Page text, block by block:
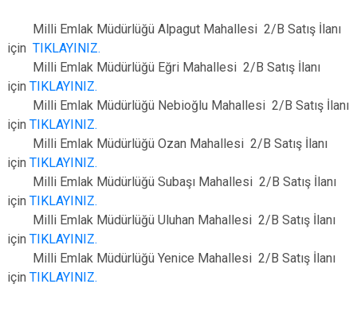
Çankaya
Çubuk
Elmadağ
Etimesgut
Gölbaşı
Nallıhan
Polatlı
Sincan
Yenimahalle
Milli Emlak Müdürlüğü Alpagut Mahallesi 2/B Satış İlanı
için TIKLAYINIZ.
Milli Emlak Müdürlüğü Eğri Mahallesi 2/B Satış İlanı
için TIKLAYINIZ.
Milli Emlak Müdürlüğü Nebioğlu Mahallesi 2/B Satış İlanı
için TIKLAYINIZ.
Milli Emlak Müdürlüğü Ozan Mahallesi 2/B Satış İlanı
için TIKLAYINIZ.
Milli Emlak Müdürlüğü Subaşı Mahallesi 2/B Satış İlanı
için TIKLAYINIZ.
Milli Emlak Müdürlüğü Uluhan Mahallesi 2/B Satış İlanı
için TIKLAYINIZ.
Milli Emlak Müdürlüğü Yenice Mahallesi 2/B Satış İlanı
için TIKLAYINIZ.